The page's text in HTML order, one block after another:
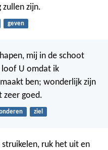
zullen zijn.
geven
mij in de schoot
loof U omdat ik
ben; wonderlijk zijn
zeer goed.
ziel
ruk het uit en